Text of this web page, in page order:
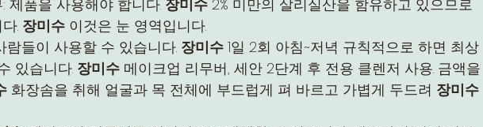
제품을 사용해야 합니다. 장미수 2% 미만의 살리실산을 함유하고 있으므로
. 장미수 이것은 눈 영역입니다.
람들이 사용할 수 있습니다. 장미수 1일 2회 아침~저녁 규칙적으로 하면 최상
있습니다. 장미수 메이크업 리무버, 세안 2단계 후 전용 클렌저 사용. 금액을
화장솜을 취해 얼굴과 목 전체에 부드럽게 펴 바르고 가볍게 두드려 장미수